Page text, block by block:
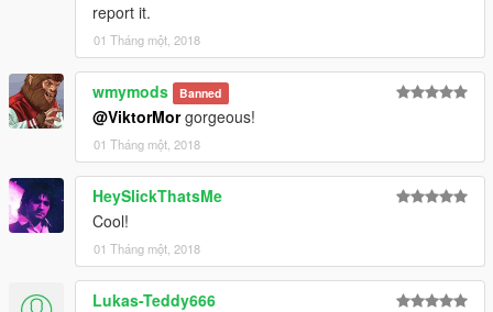
report it.
01 Tháng một, 2018
wmymods Banned
@ViktorMorgorgeous!
01 Tháng một, 2018
HeySlickThatsMe
Cool!
01 Tháng một, 2018
Lukas-Teddy666